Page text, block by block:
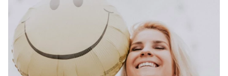
Well being
Ψυχολογία
Υγεία + Διατροφή
Σχέσεις & Σεξ